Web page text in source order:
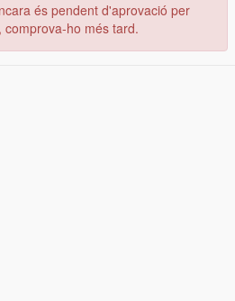
és pendent d'aprovació per
comprova-ho més tard.